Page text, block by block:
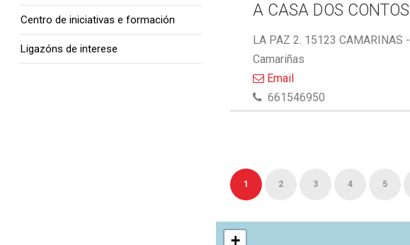
A CASA DOS CONTOS
LA PAZ 2. 15123 CAMARINAS -
Camariñas
Email
661546950
1 2 3 4 5
+
Centro de iniciativas e formación
Ligazóns de interese